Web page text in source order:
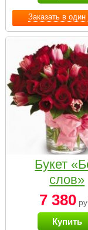
Заказать в один
Букет
слов»
7 380
Купить